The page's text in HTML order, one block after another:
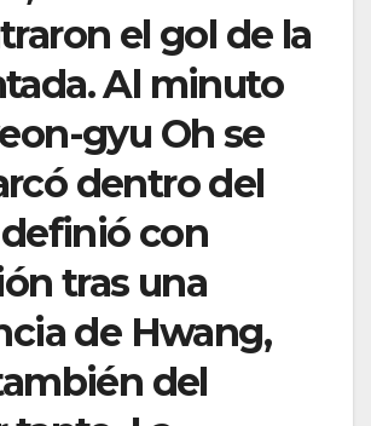
el gol de la
Al minuto
gyu Oh se
dentro del
con
tras una
de Hwang,
del